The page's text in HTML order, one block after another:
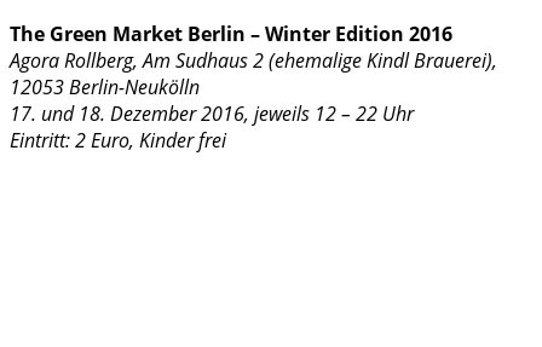
The Green Market Berlin – Winter Edition 2016
Agora Rollberg, Am Sudhaus 2 (ehemalige Kindl Brauerei),
12053 Berlin-Neukölln
17. und 18. Dezember 2016, jeweils 12 – 22 Uhr
Eintritt: 2 Euro, Kinder frei